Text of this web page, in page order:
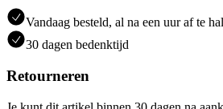
Vandaag besteld, al na een uur af te
30 dagen bedenktijd
Retourneren